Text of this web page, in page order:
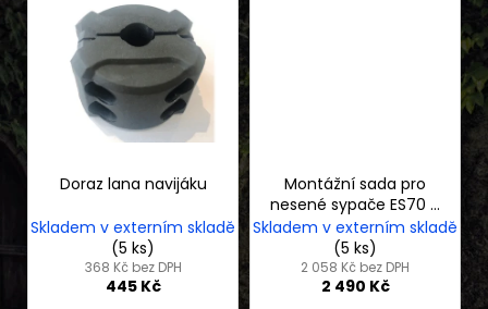
Doraz lana navijáku
Skladem v externím skladě
(5 ks)
368 Kč bez DPH
445 Kč
Montážní sada pro
nesené sypače ES70 a
ES100
Skladem v externím skladě
(5 ks)
2 058 Kč bez DPH
2 490 Kč
114
990
Kč